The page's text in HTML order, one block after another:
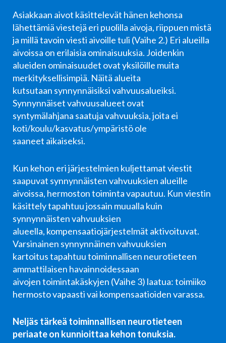
Asiakkaan aivot käsittelevät hänen kehonsa
lähettämiä viestejä eri puolilla aivoja, riippuen mistä
ja millä tavoin viesti aivoille tuli (Vaihe 2.) Eri alueilla
aivoissa on erilaisia ominaisuuksia. Joidenkin
alueiden ominaisuudet ovat yksilöille muita
merkityksellisimpiä. Näitä alueita
kutsutaan synnynnäisiksi vahvuusalueiksi.
Synnynnäiset vahvuusalueet ovat
syntymälahjana saatuja vahvuuksia, joita ei
koti/koulu/kasvatus/ympäristö ole
saaneet aikaiseksi.
Kun kehon eri järjestelmien kuljettamat viestit
saapuvat synnynnäisten vahvuuksien alueille
aivoissa, hermoston toiminta vapautuu. Kun viestin
käsittely tapahtuu jossain muualla kuin
synnynnäisten vahvuuksien
alueella, kompensaatiojärjestelmät aktivoituvat.
Varsinainen synnynnäinen vahvuuksien
kartoitus tapahtuu toiminnallisen neurotieteen
ammattilaisen havainnoidessaan
aivojen toimintakäskyjen (Vaihe 3) laatua: toimiiko
hermosto vapaasti vai kompensaatioiden varassa.
Neljäs tärkeä toiminnallisen neurotieteen
periaate on kunnioittaa kehon tonuksia.